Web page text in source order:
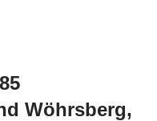
Wöhrsberg,